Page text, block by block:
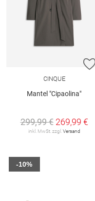
CINQUE
Mantel "Cipaolina"
299,99 € 269,99 €
inkl. MwSt. zzgl. Versand
-10%